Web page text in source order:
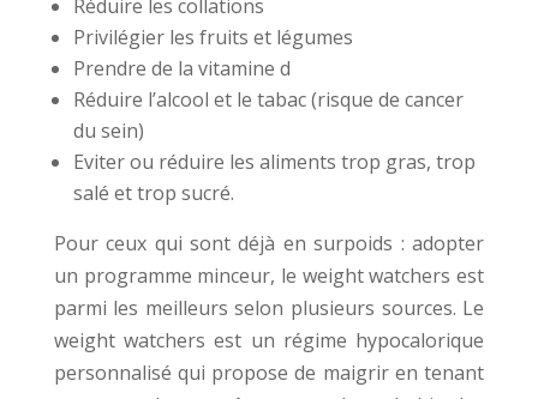
Réduire les collations
Privilégier les fruits et légumes
Prendre de la vitamine d
Réduire l’alcool et le tabac (risque de cancer
du sein)
Eviter ou réduire les aliments trop gras, trop
salé et trop sucré.
Pour ceux qui sont déjà en surpoids : adopter
un programme minceur, le weight watchers est
parmi les meilleurs selon plusieurs sources. Le
weight watchers est un régime hypocalorique
personnalisé qui propose de maigrir en tenant